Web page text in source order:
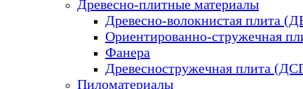
Древесно-плитные материалы
Древесно-волокнистая плита
Ориентированно-стружечная
Фанера
Древесностружечная плита
Пиломатериалы